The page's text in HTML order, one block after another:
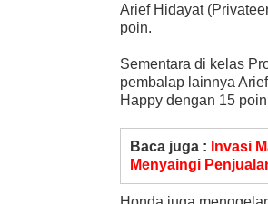
Arief Hidayat
poin.
Sementara di kelas
pembalap lainnya
Happy dengan 15
Baca juga : Invasi
Menyaingi